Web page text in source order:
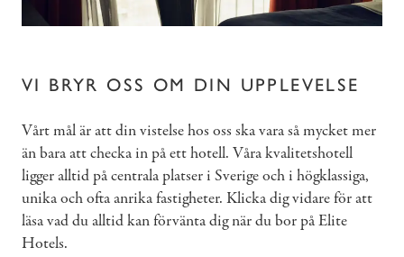
VI BRYR OSS OM DIN UPPLEVELSE
Vårt mål är att din vistelse hos oss ska vara så mycket mer
än bara att checka in på ett hotell. Våra kvalitetshotell
ligger alltid på centrala platser i Sverige och i högklassiga,
unika och ofta anrika fastigheter. Klicka dig vidare för att
läsa vad du alltid kan förvänta dig när du bor på Elite
Hotels.